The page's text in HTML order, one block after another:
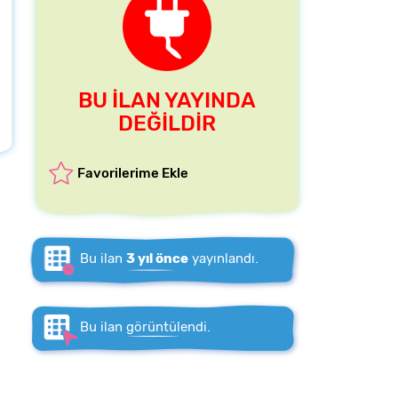
BU İLAN YAYINDA
DEĞİLDİR
Favorilerime Ekle
Bu ilan 3 yıl önce yayınlandı.
Bu ilan görüntülendi.